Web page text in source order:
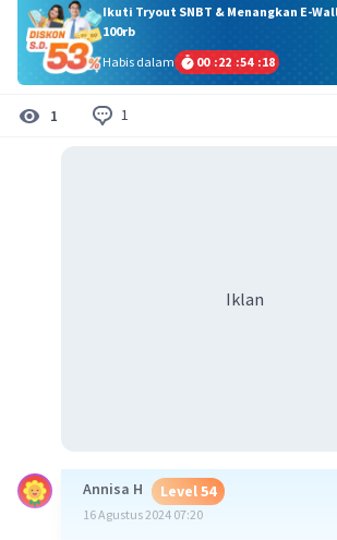
Ikuti Tryout SNBT & Menangkan E-
100rb
Habis dalam
00 :22 :54 :17
1 1
Iklan
Annisa H Level 54
16 Agustus 2024 07:20